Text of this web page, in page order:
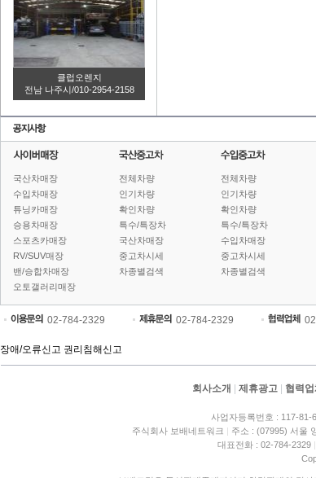
클럽오렌지
전남 나주시/010-2954-2158
국산차매장
수입차매장
튜닝카매장
승용차매장
스포츠카매장
RV/SUV매장
밴/승합차매장
오토갤러리매장
전체차량
인기차량
확인차량
특수/특장차
국산차매장
중고차시세
차종별검색
전체차량
인기차량
확인차량
특수/특장차
수입차매장
중고차시세
차종별검색
02-784-2329 02-784-2329
장애/오류신고 권리침해신고
회사소개 제휴광고 협력
사업자등록번호 : 117-81-
주식회사 보배네트워크 | 주소 : (07995) 서울
대표전화 : 02-784-2329 |